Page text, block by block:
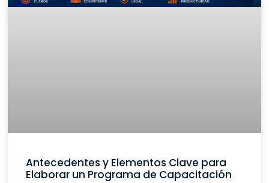
Antecedentes y Elementos Clave para
Elaborar un Programa de Capacitación